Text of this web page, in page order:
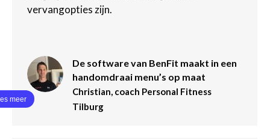
vervangopties zijn.
De software van BenFit maakt in een
handomdraai menu’s op maat
Christian, coach Personal Fitness
Tilburg